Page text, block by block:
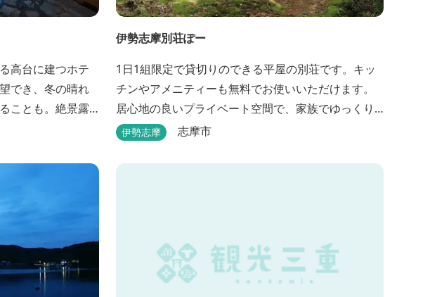
高台に建つホテ
でき、冬の晴れ
ことも。絶景露
。 伊勢志摩の新
伊勢志摩別荘ぽー
1日1組限定で貸切りのできる平屋の別荘です。キッ
チンやアメニティーも無料でお使いいただけます。
居心地の良いプライベート空間で、家族でゆっくり
と過ごすことができます。
伊勢志摩 志摩市